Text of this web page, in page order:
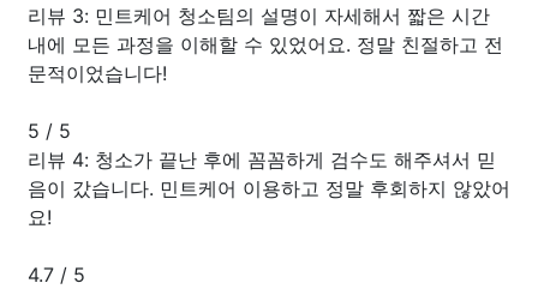
리뷰 3: 민트케어 청소팀의 설명이 자세해서 짧은 시간
내에 모든 과정을 이해할 수 있었어요. 정말 친절하고 전
문적이었습니다!
5 / 5
리뷰 4: 청소가 끝난 후에 꼼꼼하게 검수도 해주셔서 믿
음이 갔습니다. 민트케어 이용하고 정말 후회하지 않았어
요!
4.7 / 5